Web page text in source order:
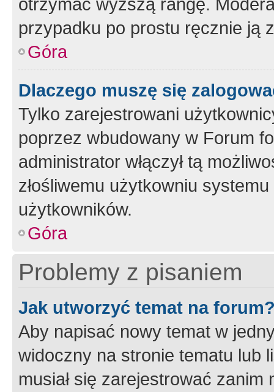
przypadku po prostu ręcznie ją
Góra
Dlaczego muszę się
Tylko zarejestrowani
poprzez wbudowany w Forum
administrator włączył tą
złośliwemu użytkowniu
użytkowników.
Góra
Problemy z pisaniem
Jak utworzyć temat na
Aby napisać nowy temat w
widoczny na stronie tematu lub
musiał się zarejestrować